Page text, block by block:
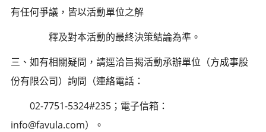
有任何爭議，皆以活動單位之解
釋及對本活動的最終決策結論為準。
三、如有相關疑問，請逕洽旨揭活動承辦單位（方成事股
份有限公司）詢問（連絡電話：
02-7751-5324#235；電子信箱：
info@favula.com）。